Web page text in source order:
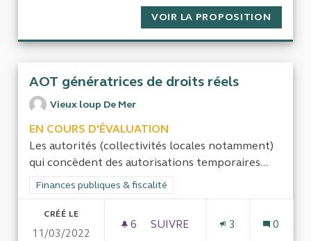
VOIR LA PROPOSITION
AOT génératrices de droits réels
Vieux loup De Mer
EN COURS D'ÉVALUATION
Les autorités (collectivités locales notamment)
qui concèdent des autorisations temporaires...
Filtrer les résultats de la catégorie : Finances publiques &
Finances publiques & fiscalité
CRÉÉ LE
11/03/2022
6 6 ABONNÉS
SUIVRE
3 0